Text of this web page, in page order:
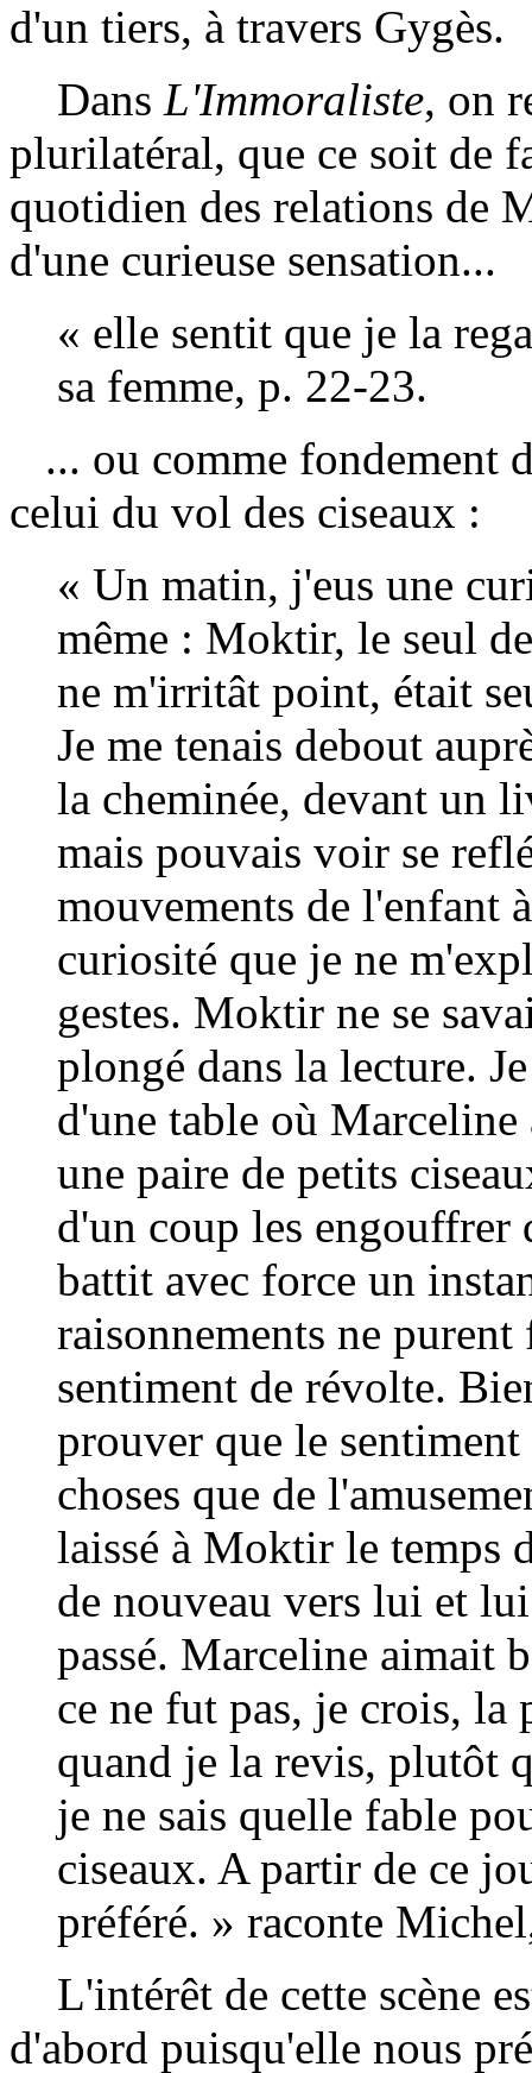
d'un tiers, à travers Gygès.
Dans L'Immoraliste, on
plurilatéral, que ce soit de
quotidien des relations de
d'une curieuse sensation...
« elle sentit que je la
sa femme, p. 22-23.
... ou comme fondement
celui du vol des ciseaux :
« Un matin, j'eus une
même : Moktir, le seul
ne m'irritât point, était
Je me tenais debout
la cheminée, devant un
mais pouvais voir se
mouvements de l'enfant
curiosité que je ne
gestes. Moktir ne se
plongé dans la lecture.
d'une table où
une paire de petits
d'un coup les engouffrer
battit avec force un
raisonnements ne
sentiment de révolte.
prouver que le
choses que de
laissé à Moktir le temps
de nouveau vers lui et
passé. Marceline aimait
ce ne fut pas, je crois,
quand je la revis, plutôt
je ne sais quelle fable
ciseaux. A partir de ce
préféré. » raconte
L'intérêt de cette scène
d'abord puisqu'elle nous